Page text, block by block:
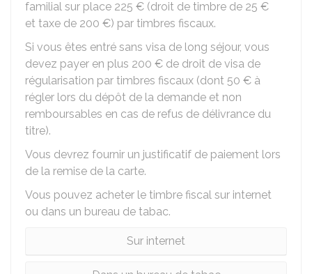
familial sur place 225 € (droit de timbre de 25 €
et taxe de 200 €) par timbres fiscaux.
Si vous êtes entré sans visa de long séjour, vous
devez payer en plus 200 € de droit de visa de
régularisation par timbres fiscaux (dont 50 € à
régler lors du dépôt de la demande et non
remboursables en cas de refus de délivrance du
titre).
Vous devrez fournir un justificatif de paiement lors
de la remise de la carte.
Vous pouvez acheter le timbre fiscal sur internet
ou dans un bureau de tabac.
Sur internet